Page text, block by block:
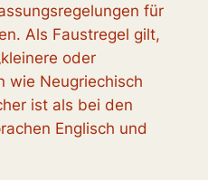
für
Als Faustregel gilt,
oder
wie Neugriechisch
ist als bei den
Englisch und